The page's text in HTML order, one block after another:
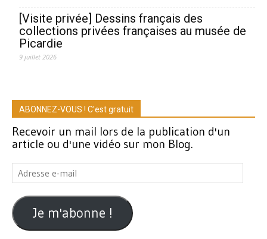
[Visite privée] Dessins français des
collections privées françaises au musée de
Picardie
9 juillet 2026
ABONNEZ-VOUS ! C'est gratuit
Recevoir un mail lors de la publication d'un
article ou d'une vidéo sur mon Blog.
Adresse
e-
mail
Je m'abonne !